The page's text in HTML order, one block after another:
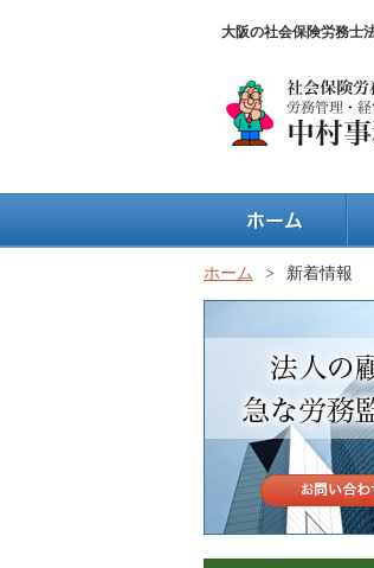
大阪の社会保険労務士
ホーム > 新着情報